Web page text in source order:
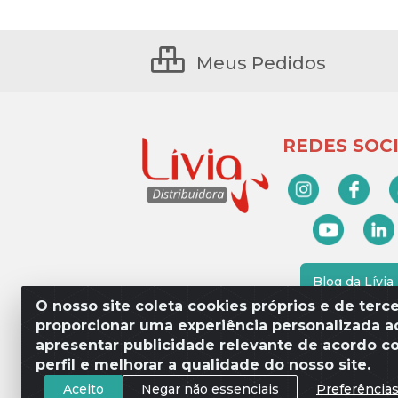
O nosso site coleta cookies próprios e de
proporcionar uma experiência personalizada
apresentar publicidade relevante de acordo
perfil e melhorar a qualidade do nosso site.
Aceito Negar não essenciais
Meus Pedidos
REDES
Blog da Lívia
Lívia Distribuidora - Av. Percy